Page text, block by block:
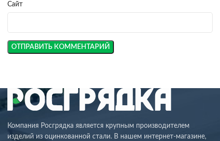
Сайт
Компания Росгрядка является крупным производителем
изделий из оцинкованной стали. В нашем интернет-магазине,